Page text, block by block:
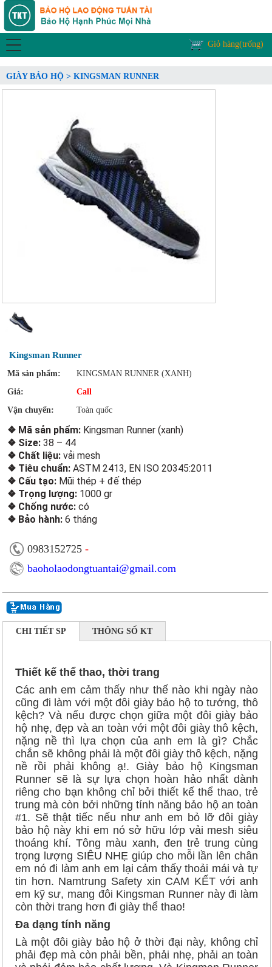
Giỏ hàng(trống)
GIÀY BẢO HỘ > KINGSMAN RUNNER
Kingsman Runner
Mã sản phẩm:
KINGSMAN RUNNER (XANH)
Giá:
Call
Vận chuyển:
Toàn quốc
❖ Mã sản phẩm: Kingsman Runner (xanh)
❖ Size: 38 – 44
❖ Chất liệu: vải mesh
❖ Tiêu chuẩn: ASTM 2413, EN ISO 20345:2011
❖ Cấu tạo: Mũi thép + đế thép
❖ Trọng lượng: 1000 gr
❖ Chống nước: có
❖ Bảo hành: 6 tháng
0983152725 -
baoholaodongtuantai@gmail.com
CHI TIẾT SP THÔNG SỐ KT
Thiết kế thể thao, thời trang
Các anh em cảm thấy như thế nào khi ngày nào
cũng đi làm với một đôi giày bảo hộ to tướng, thô
kệch? Và nếu được chọn giữa một đôi giày bảo
hộ nhẹ, đẹp và an toàn với một đôi giày thô kệch,
nặng nề thì lựa chọn của anh em là gì? Chắc
chắn sẽ không phải là một đôi giày thô kệch, nặng
nề rồi phải không ạ!. Giày bảo hộ Kingsman
Runner sẽ là sự lựa chọn hoàn hảo nhất dành
riêng cho bạn không chỉ bởi thiết kế thể thao, trẻ
trung mà còn bởi những tính năng bảo hộ an toàn
#1. Sẽ thật tiếc nếu như anh em bỏ lỡ đôi giày
bảo hộ này khi em nó sở hữu lớp vải mesh siêu
thoáng khí. Tông màu xanh, đen trẻ trung cùng
trọng lượng SIÊU NHẸ giúp cho mỗi lần lên chân
em nó đi làm anh em lại cảm thấy thoải mái và tự
tin hơn. Namtrung Safety xin CAM KẾT với anh
em kỹ sư, mang đôi Kingsman Runner này đi làm
còn thời trang hơn đi giày thể thao!
Đa dạng tính năng
Là một đôi giày bảo hộ ở thời đại này, không chỉ
phải đẹp mà còn phải bền, phải nhẹ, phải an toàn